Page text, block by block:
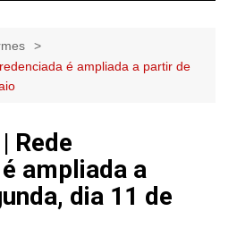
é ampliada a partir de
Rede
ampliada a
dia 11 de